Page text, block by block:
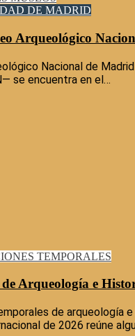
DE MADRID
Arqueológico
Nacional de
se encuentra en el…
TEMPORALES
Arqueología e
de arqueología e
de 2026 reúne